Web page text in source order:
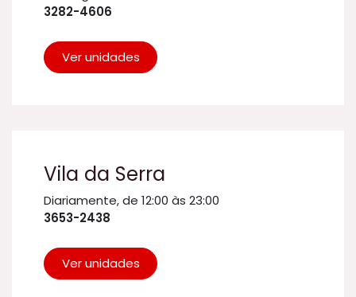
3282-4606
Ver unidades
Vila da Serra
Diariamente, de 12:00 às 23:00
3653-2438
Ver unidades